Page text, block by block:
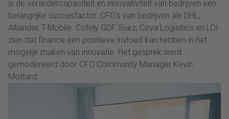
is de verandercapaciteit en innovativiteit van bedrijven een
belangrijke succesfactor. CFO’s van bedrijven als DHL,
Alliander, T-Mobile. Cofely GDF Suez, Ceva Logisitics en LOI
zien dat finance een positieve invloed kan hebben in het
mogelijk maken van innovatie. Het gesprek werd
gemodereerd door CFO Community Manager Kevin
Mottard.